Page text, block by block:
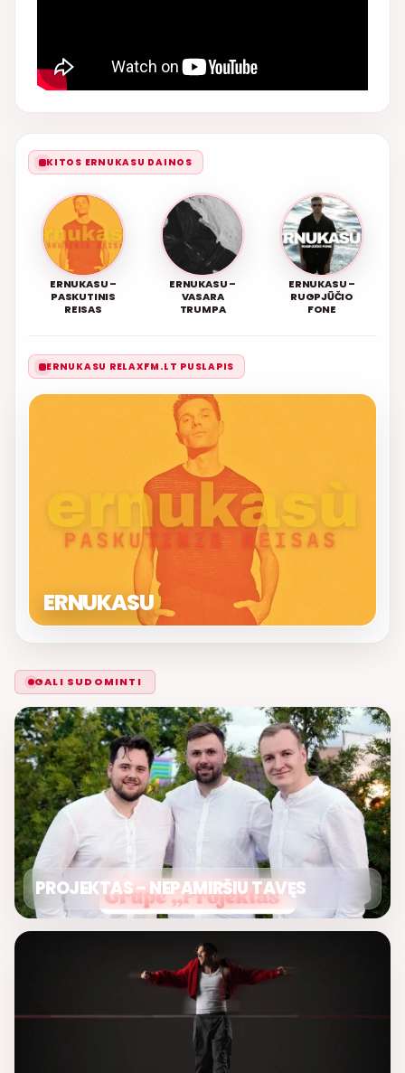
KITOS ERNUKASU DAINOS
ERNUKASU –
PASKUTINIS
REISAS
ERNUKASU –
VASARA
TRUMPA
ERNUKASU –
RUGPJŪČIO
FONE
ERNUKASU RELAXFM.LT PUSLAPIS
ERNUKASU
GALI SUDOMINTI
PROJEKTAS – NEPAMIRŠIU TAVĘS